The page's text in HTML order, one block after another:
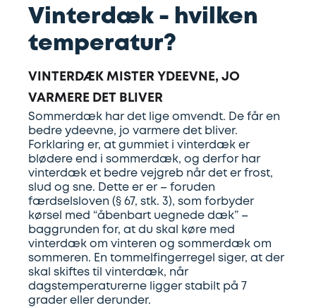
Montering
af
anhængertræk
Olieskift
Reparation
af
stenslag
Serviceeftersyn
hjulsudmåling
Trailerdæk
Dækopbevaring
Service
og
reparation
Sikkerhed
Sommerdæk
Synstjek
Trailer
Vinterdæk
Erhverv
Landbrug
Vinterdæk - hvilken
temperatur?
Vinterdæk mister ydeevne, jo
varmere det bliver
Sommerdæk har det lige omvendt. De får en
bedre ydeevne, jo varmere det bliver.
Forklaring er, at gummiet i vinterdæk er
blødere end i sommerdæk, og derfor har
vinterdæk et bedre vejgreb når det er frost,
slud og sne. Dette er er – foruden
færdselsloven (§ 67, stk. 3), som forbyder
kørsel med “åbenbart uegnede dæk” –
baggrunden for, at du skal køre med
vinterdæk om vinteren og sommerdæk om
sommeren. En tommelfingerregel siger, at der
skal skiftes til vinterdæk, når
dagstemperaturerne ligger stabilt på 7
grader eller derunder.